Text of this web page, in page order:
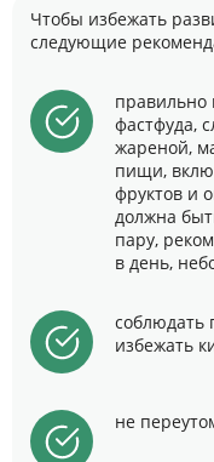
Чтобы избежать
следующие
правильно
фастфуда,
жареной,
пищи,
фруктов и
должна
пару,
в день,
соблюдать
избежать
не